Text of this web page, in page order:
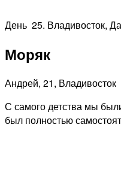
День 25. Владивосток,
Моряк
Андрей, 21, Владивосток
С самого детства мы
был полностью